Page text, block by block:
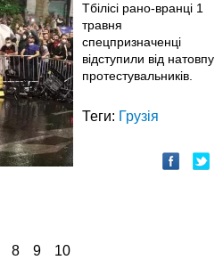
Тбілісі рано-вранці 1
травня
спецпризначенці
відступили від натовпу
протестувальників.
Теги: Грузія
8 9
10